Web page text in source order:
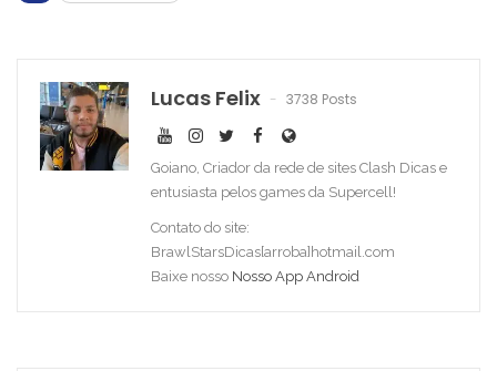
Lucas Felix 3738 Posts
Goiano, Criador da rede de sites Clash Dicas e
entusiasta pelos games da Supercell!
Contato do site:
BrawlStarsDicas[arroba]hotmail.com
Baixe nosso Nosso App Android